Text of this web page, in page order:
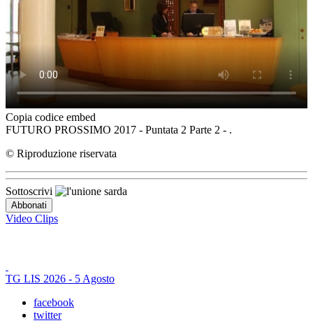
Copia codice embed
FUTURO PROSSIMO 2017 - Puntata 2 Parte 2 - .
© Riproduzione riservata
Sottoscrivi
Video Clips
TG LIS 2026 - 5 Agosto
facebook
twitter